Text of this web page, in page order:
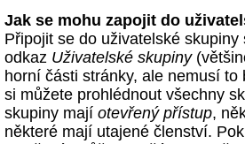
Jak se mohu zapojit do
Připojit se do uživatelské
odkaz Uživatelské skupiny
horní části stránky, ale nemusí to
si můžete prohlédnout všechny
skupiny mají otevřený přístup,
některé mají utajené členství.